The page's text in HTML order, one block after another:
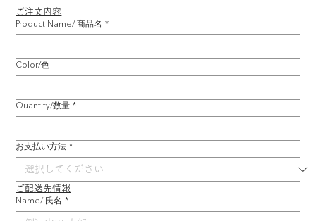
ご注文内容
Product Name/ 商品名 *
Color/色
Quantity/数量 *
お支払い方法 *
ご配送先情報
Name/ 氏名 *